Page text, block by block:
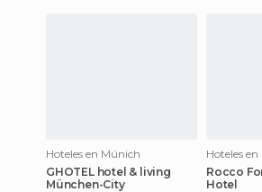
Hoteles en Múnich
GHOTEL hotel & living
München-City
Hoteles
Rocco
Hotel